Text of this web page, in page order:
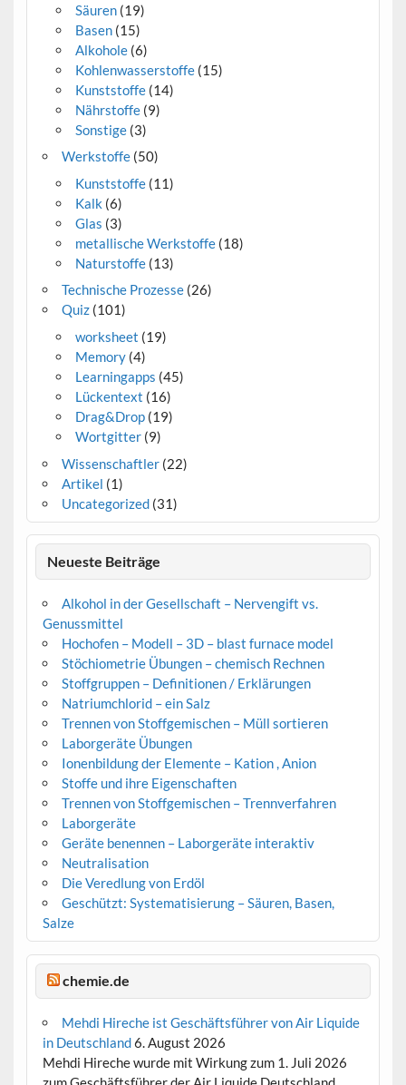
Säuren(19)
Basen(15)
Alkohole(6)
Kohlenwasserstoffe(15)
Kunststoffe(14)
Nährstoffe(9)
Sonstige(3)
Werkstoffe(50)
Kunststoffe(11)
Kalk (6)
Glas (3)
metallische Werkstoffe(18)
Naturstoffe(13)
Technische Prozesse(26)
Quiz(101)
worksheet (19)
Memory(4)
Learningapps (45)
Lückentext (16)
Drag&Drop(19)
Wortgitter(9)
Wissenschaftler(22)
Artikel (1)
Uncategorized(31)
Neueste Beiträge
Alkohol in der Gesellschaft – Nervengift vs.
Genussmittel
Hochofen – Modell – 3D – blast furnace model
Stöchiometrie Übungen – chemisch Rechnen
Stoffgruppen – Definitionen / Erklärungen
Natriumchlorid – ein Salz
Trennen von Stoffgemischen – Müll sortieren
Laborgeräte Übungen
Ionenbildung der Elemente – Kation , Anion
Stoffe und ihre Eigenschaften
Trennen von Stoffgemischen – Trennverfahren
Laborgeräte
Geräte benennen – Laborgeräte interaktiv
Neutralisation
Die Veredlung von Erdöl
Geschützt: Systematisierung – Säuren, Basen,
Salze
chemie.de
Mehdi Hireche ist Geschäftsführer von Air Liquide
in Deutschland6. August 2026
Mehdi Hireche wurde mit Wirkung zum 1. Juli 2026